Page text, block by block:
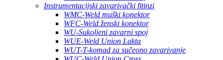
Instrumentacijski zavarivački fitinzi
WMC-Weld muški konektor
WFC-Weld ženski konektor
WU-Sukoljeni zavarni spoj
WUE-Weld Union Lakta
WUT-T-komad za sučeono zavarivanje